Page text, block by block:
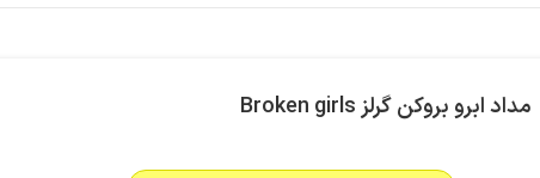
مداد ابرو بروکن گرلز Broken girls